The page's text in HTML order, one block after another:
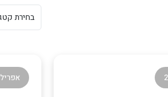
קטגוריות
אפריל 26, 2026